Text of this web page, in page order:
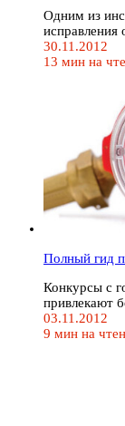
Одним из
30.11.2012
13 мин на
Полный гид
Конкурсы с
привлекают
03.11.2012
9 мин на